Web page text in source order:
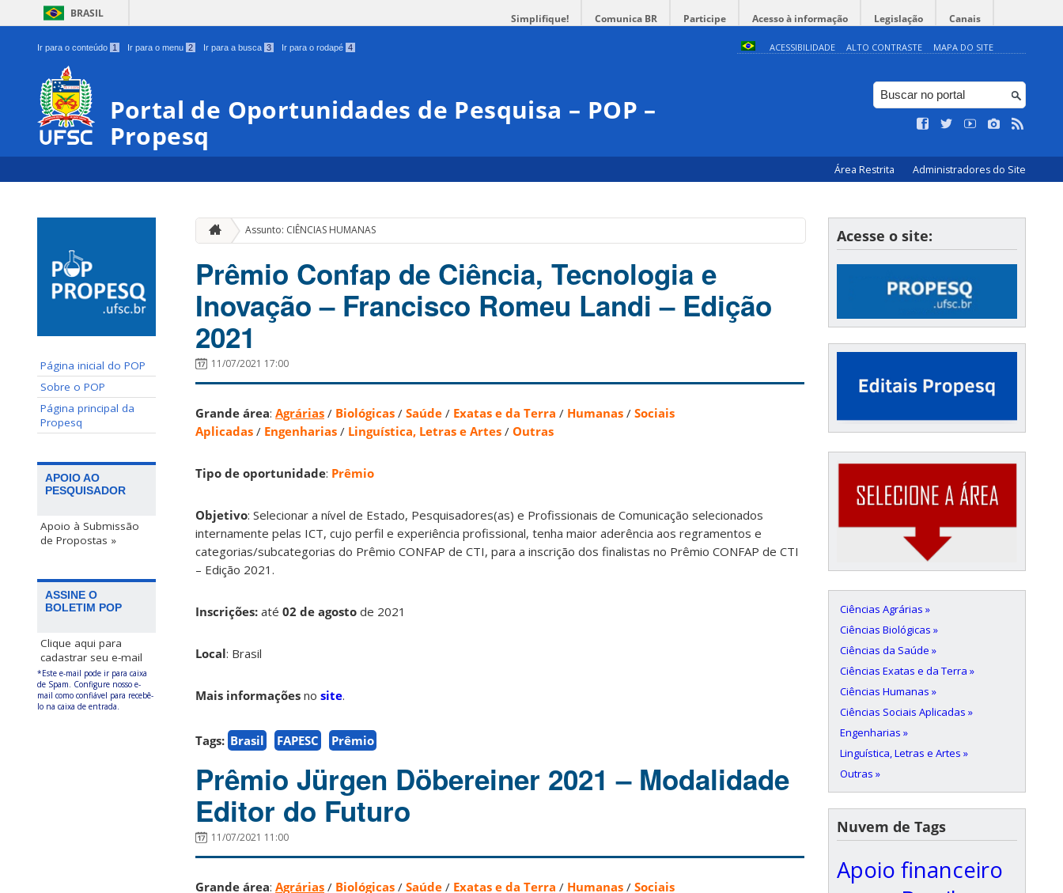
BRASIL Simplifique! Comunica BR Participe Acesso à informação Legislação Canais
Ir para o conteúdo 1 Ir para o menu 2 Ir para a busca 3 Ir para o rodapé 4 ACESSIBILIDADE ALTO CONTRASTE MAPA DO SITE
Portal de Oportunidades de Pesquisa – POP –
Propesq
Área Restrita Administradores do Site
Página inicial do POP
Sobre o POP
Página principal da
Propesq
APOIO AO
PESQUISADOR
Apoio à Submissão
de Propostas »
ASSINE O
BOLETIM POP
Clique aqui para
cadastrar seu e-mail
*Este e-mail pode ir para caixa
de Spam. Configure nosso e-
mail como confiável para recebê-
lo na caixa de entrada.
Assunto: CIÊNCIAS HUMANAS
Prêmio Confap de Ciência, Tecnologia e
Inovação – Francisco Romeu Landi – Edição
2021
11/07/2021 17:00
Grande área: Agrárias / Biológicas / Saúde / Exatas e da Terra / Humanas / Sociais
Aplicadas / Engenharias / Linguística, Letras e Artes / Outras
Tipo de oportunidade: Prêmio
Objetivo: Selecionar a nível de Estado, Pesquisadores(as) e Profissionais de Comunicação selecionados
internamente pelas ICT, cujo perfil e experiência profissional, tenha maior aderência aos regramentos e
categorias/subcategorias do Prêmio CONFAP de CTI, para a inscrição dos finalistas no Prêmio CONFAP de CTI
– Edição 2021.
Inscrições: até 02 de agosto de 2021
Local: Brasil
Mais informações no site.
Tags: Brasil FAPESC Prêmio
Prêmio Jürgen Döbereiner 2021 – Modalidade
Editor do Futuro
11/07/2021 11:00
Grande área: Agrárias / Biológicas / Saúde / Exatas e da Terra / Humanas / Sociais
Acesse o site:
Ciências Agrárias »
Ciências Biológicas »
Ciências da Saúde »
Ciências Exatas e da Terra »
Ciências Humanas »
Ciências Sociais Aplicadas »
Engenharias »
Linguística, Letras e Artes »
Outras »
Nuvem de Tags
Apoio financeiro